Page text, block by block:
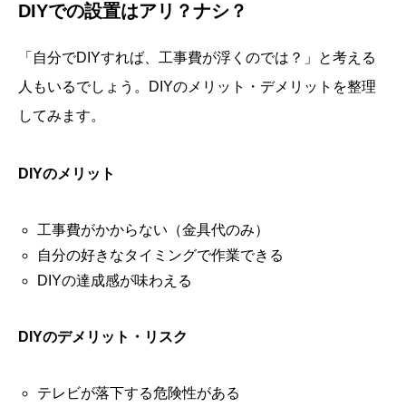
DIYでの設置はアリ？ナシ？
「自分でDIYすれば、工事費が浮くのでは？」と考える
人もいるでしょう。DIYのメリット・デメリットを整理
してみます。
DIYのメリット
工事費がかからない（金具代のみ）
自分の好きなタイミングで作業できる
DIYの達成感が味わえる
DIYのデメリット・リスク
テレビが落下する危険性がある